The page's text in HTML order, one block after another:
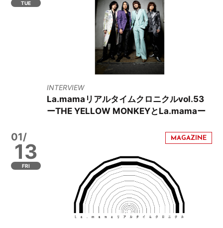
TUE
INTERVIEW
La.mamaリアルタイムクロニクルvol.53
ーTHE YELLOW MONKEYとLa.mamaー
01/
13
FRI